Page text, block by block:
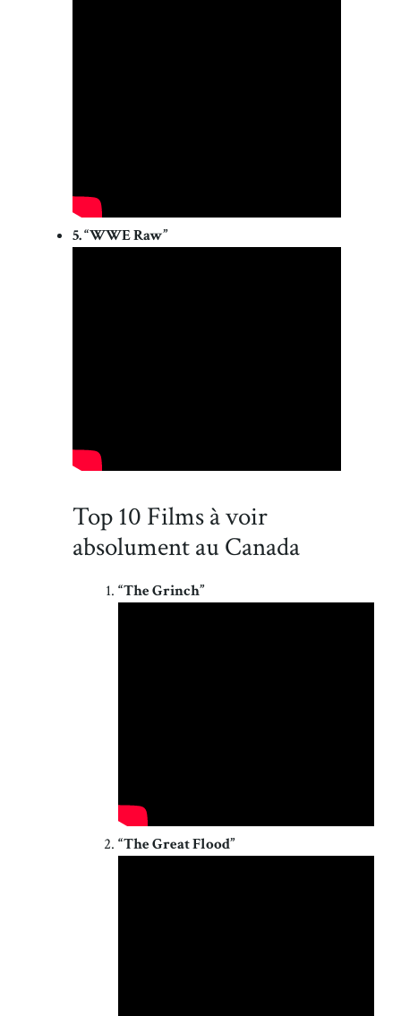
5. “WWE Raw”
Top 10 Films à voir
absolument au Canada
“The Grinch”
“The Great Flood”